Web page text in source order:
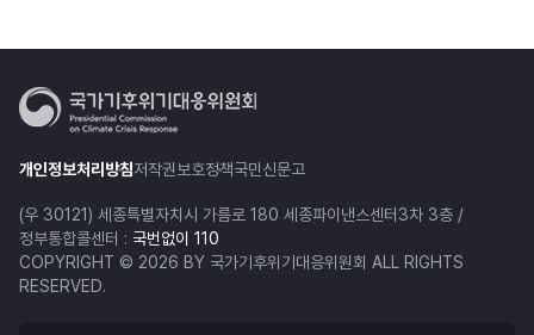
개인정보처리방침저작권보호정책국민신문고
(우 30121) 세종특별자치시 가름로 180 세종파이낸스센터3차 3층 /
정부통합콜센터 : 국번없이 110
COPYRIGHT © 2026 BY 국가기후위기대응위원회 ALL RIGHTS
RESERVED.